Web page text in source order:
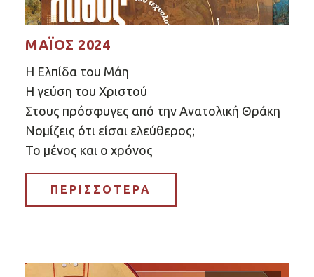
ΜΆΙΟΣ 2024
Η Ελπίδα του Μάη
Η γεύση του Χριστού
Στους πρόσφυγες από την Ανατολική Θράκη
Νομίζεις ότι είσαι ελεύθερος;
Το μένος και ο χρόνος
ΠΕΡΙΣΣΟΤΕΡΑ